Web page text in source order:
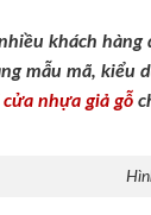
khách
mẫu mã, kiểu
cửa nhựa giả gỗ